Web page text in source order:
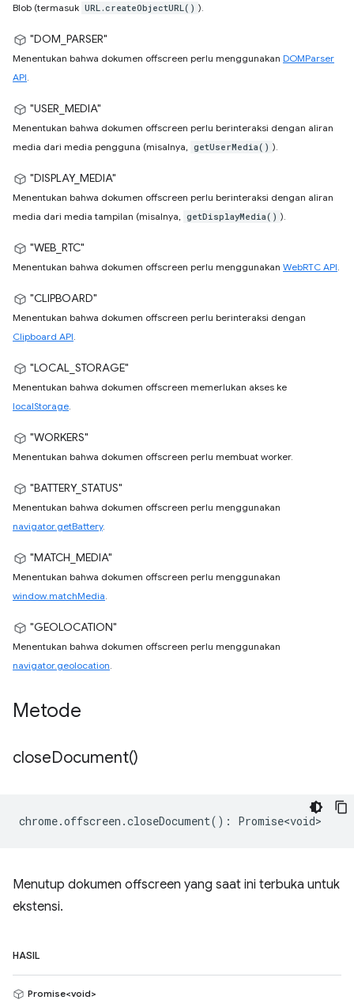
Blob (termasuk URL.createObjectURL() ).
"DOM_PARSER"
Menentukan bahwa dokumen offscreen perlu menggunakan DOMParser
API.
"USER_MEDIA"
Menentukan bahwa dokumen offscreen perlu berinteraksi dengan aliran
media dari media pengguna (misalnya, getUserMedia() ).
"DISPLAY_MEDIA"
Menentukan bahwa dokumen offscreen perlu berinteraksi dengan aliran
media dari media tampilan (misalnya, getDisplayMedia() ).
"WEB_RTC"
Menentukan bahwa dokumen offscreen perlu menggunakan WebRTC API.
"CLIPBOARD"
Menentukan bahwa dokumen offscreen perlu berinteraksi dengan
Clipboard API.
"LOCAL_STORAGE"
Menentukan bahwa dokumen offscreen memerlukan akses ke
localStorage.
"WORKERS"
Menentukan bahwa dokumen offscreen perlu membuat worker.
"BATTERY_STATUS"
Menentukan bahwa dokumen offscreen perlu menggunakan
navigator.getBattery.
"MATCH_MEDIA"
Menentukan bahwa dokumen offscreen perlu menggunakan
window.matchMedia.
"GEOLOCATION"
Menentukan bahwa dokumen offscreen perlu menggunakan
navigator.geolocation.
Metode
closeDocument()
chrome.offscreen .closeDocument() : Promise<void>
Menutup dokumen offscreen yang saat ini terbuka untuk
ekstensi.
HASIL
Promise<void>